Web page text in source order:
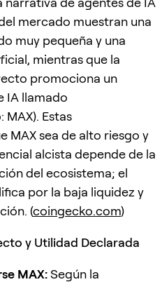
mercado muestran una
muy pequeña y una
mientras que la
promociona un
IA llamado
Estas
MAX sea de alto riesgo y
alcista depende de la
del ecosistema; el
por la baja liquidez y
(coingecko.com)
y Utilidad Declarada
MAX:Según la